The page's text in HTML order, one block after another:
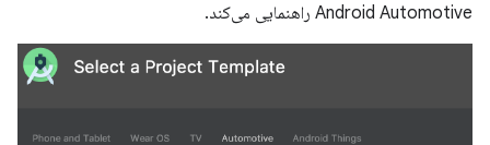
Android Automotive راهنمایی می‌کند.